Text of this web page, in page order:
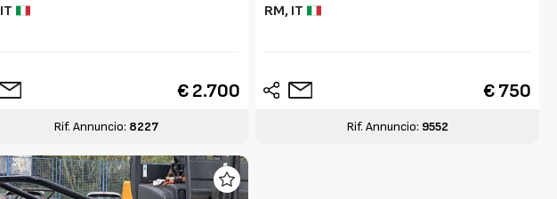
IT
€ 2.700
Rif. Annuncio: 8227
RM, IT
€ 750
Rif. Annuncio: 9552